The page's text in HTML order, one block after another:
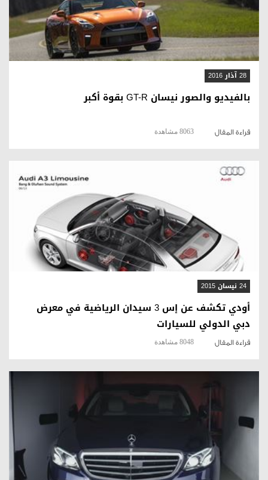
قراءة المقال
28 آذار 2016
بالفيديو والصور نيسان GT-R بقوة أكبر
قراءة المقال 8063 مشاهدة
قراءة المقال
24 نيسان 2015
أودي تكشف عن إس 3 سيدان الرياضية في معرض
دبي الدولي للسيارات
قراءة المقال 8048 مشاهدة